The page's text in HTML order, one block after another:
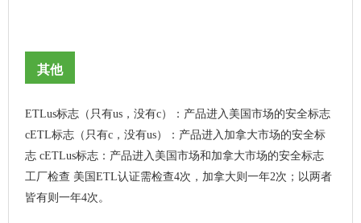
其他
ETLus标志（只有us，没有c）：产品进入美国市场的安全标志
cETL标志（只有c，没有us）：产品进入加拿大市场的安全标
志 cETLus标志：产品进入美国市场和加拿大市场的安全标志
工厂检查 美国ETL认证需检查4次，加拿大则一年2次；以两者
皆有则一年4次。